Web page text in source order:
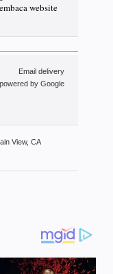
website
Email delivery
powered by Google
View, CA